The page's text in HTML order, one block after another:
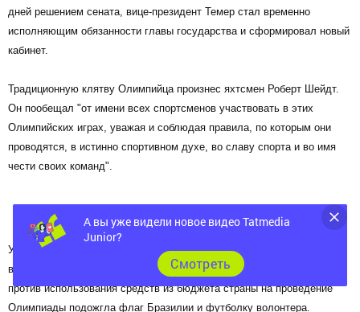
дней решением сената, вице-президент Темер стал временно
исполняющим обязанности главы государства и сформировал новый
кабинет.
Традиционную клятву Олимпийца произнес яхтсмен Роберт Шейдт.
Он пообещал "от имени всех спортсменов участвовать в этих
Олимпийских играх, уважая и соблюдая правила, по которым они
проводятся, в истинно спортивном духе, во славу спорта и во имя
чести своих команд".
У стен стадиона "Маракана" в процессе церемонии открытия Игр
вспыхнули беспорядки. Группа молодых людей в знак протеста
против использования средств из бюджета страны на проведение
Олимпиады подожгла флаг Бразилии и футболку волонтера.
А вы уже видели новое видео Tatmedia
Junior?
Cмотреть